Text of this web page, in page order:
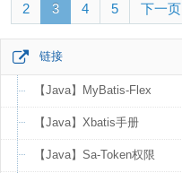
2 3 4 5 下一页
链接
【Java】MyBatis-Flex
【Java】Xbatis手册
【Java】Sa-Token权限